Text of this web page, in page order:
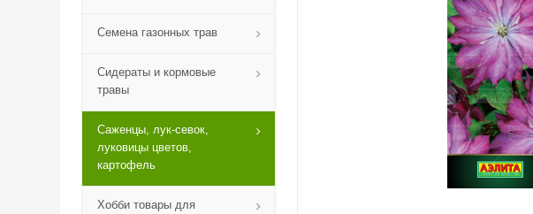
Семена газонных трав
Сидераты и кормовые
травы
Саженцы, лук-севок,
луковицы цветов,
картофель
Хобби товары для